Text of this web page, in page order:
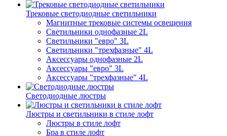
Трековые светодиодные светильники
Магнитные трековые системы освещения
Светильники однофазные 2L
Светильники "евро" 3L
Светильники "трехфазные" 4L
Аксессуары однофазные 2L
Аксессуары "евро" 3L
Аксессуары "трехфазные" 4L
Светодиодные люстры
Люстры и светильники в стиле лофт
Люстры в стиле лофт
Бра в стиле лофт